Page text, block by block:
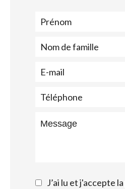
J’ai lu et j'accepte la